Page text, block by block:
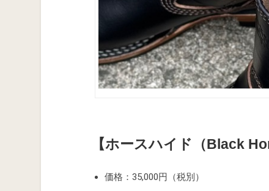
【ホースハイド（Black
価格：35,000円（税別）